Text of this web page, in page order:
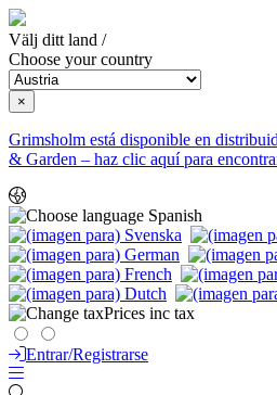
Välj ditt land /
Choose your country
×
Grimsholm está disponible en
& Garden – haz clic aquí para
Spanish
Prices inc tax
Entrar/Registrarse